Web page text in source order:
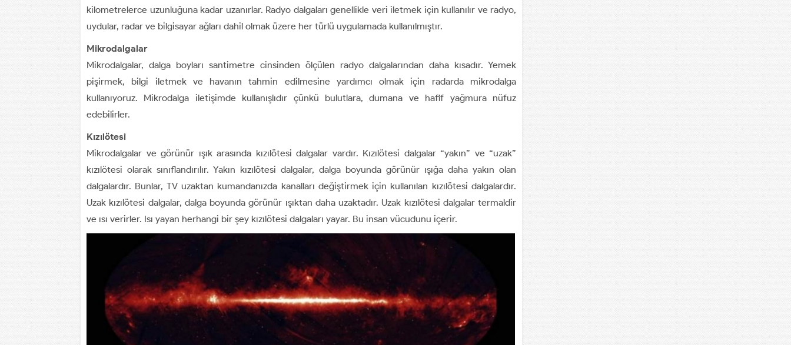
kilometrelerce uzunluğuna kadar uzanırlar. Radyo dalgaları genellikle veri iletmek için kullanılır ve radyo,
uydular, radar ve bilgisayar ağları dahil olmak üzere her türlü uygulamada kullanılmıştır.
Mikrodalgalar
Mikrodalgalar, dalga boyları santimetre cinsinden ölçülen radyo dalgalarından daha kısadır. Yemek
pişirmek, bilgi iletmek ve havanın tahmin edilmesine yardımcı olmak için radarda mikrodalga
kullanıyoruz. Mikrodalga iletişimde kullanışlıdır çünkü bulutlara, dumana ve hafif yağmura nüfuz
edebilirler.
Kızılötesi
Mikrodalgalar ve görünür ışık arasında kızılötesi dalgalar vardır. Kızılötesi dalgalar “yakın” ve “uzak”
kızılötesi olarak sınıflandırılır. Yakın kızılötesi dalgalar, dalga boyunda görünür ışığa daha yakın olan
dalgalardır. Bunlar, TV uzaktan kumandanızda kanalları değiştirmek için kullanılan kızılötesi dalgalardır.
Uzak kızılötesi dalgalar, dalga boyunda görünür ışıktan daha uzaktadır. Uzak kızılötesi dalgalar termaldir
ve ısı verirler. Isı yayan herhangi bir şey kızılötesi dalgaları yayar. Bu insan vücudunu içerir.